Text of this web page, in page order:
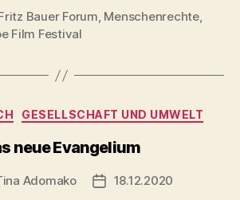
Bauer Forum, Menschenrechte,
Film Festival
Kategorien
GESELLSCHAFT UND UMWELT
neue Evangelium
Adomako Veröffentlichungsdatum
18.12.2020